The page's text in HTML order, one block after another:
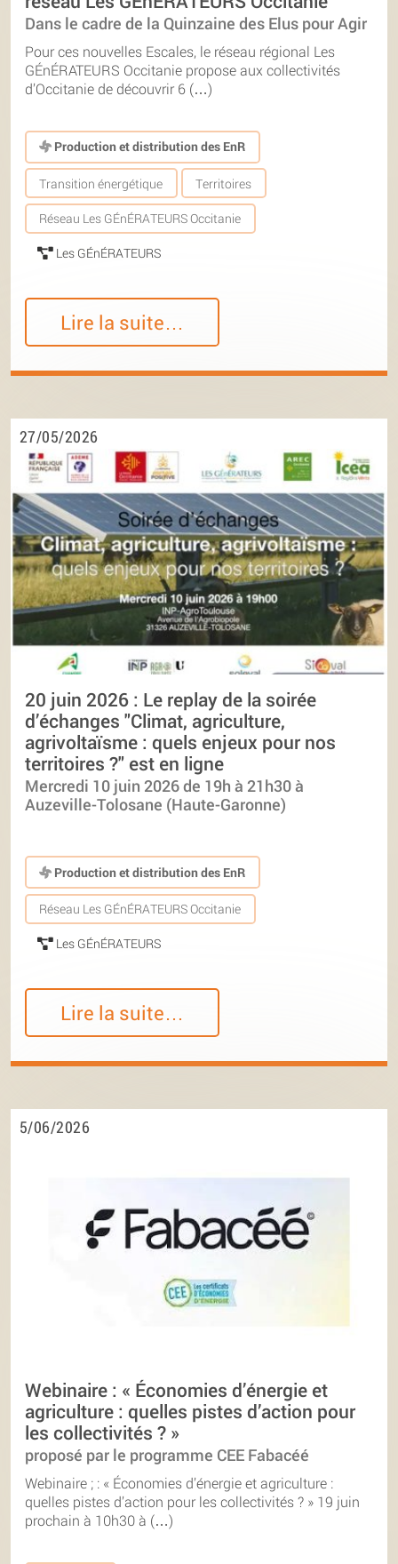
Dans le cadre de la Quinzaine des Elus pour Agir
Pour ces nouvelles Escales, le réseau régional Les
GÉnÉRATEURS Occitanie propose aux collectivités
d’Occitanie de découvrir 6 (…)
Production et distribution des EnR
Transition énergétique Territoires
Réseau Les GÉnÉRATEURS Occitanie
Les GÉnÉRATEURS
Lire la suite…
27/05/2026
20 juin 2026 : Le replay de la soirée
d’échanges "Climat, agriculture,
agrivoltaïsme : quels enjeux pour nos
territoires ?" est en ligne
Mercredi 10 juin 2026 de 19h à 21h30 à
Auzeville-Tolosane (Haute-Garonne)
Production et distribution des EnR
Réseau Les GÉnÉRATEURS Occitanie
Les GÉnÉRATEURS
Lire la suite…
5/06/2026
Webinaire : « Économies d’énergie et
agriculture : quelles pistes d’action pour
les collectivités ? »
proposé par le programme CEE Fabacéé
Webinaire ; : « Économies d’énergie et agriculture :
quelles pistes d’action pour les collectivités ? » 19 juin
prochain à 10h30 à (…)